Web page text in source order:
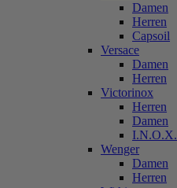
Damen
Herren
Capsoil
Versace
Damen
Herren
Victorinox
Herren
Damen
I.N.O.X.
Wenger
Damen
Herren